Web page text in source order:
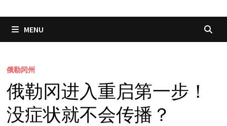
MENU
俄勒冈州
俄勒冈进入重启第一步！
没症状就不会传播？